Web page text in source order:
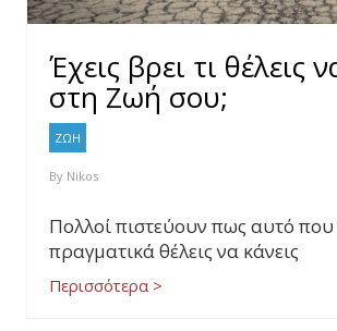
Έχεις βρει τι θέλεις
στη Ζωή σου;
ΖΩΗ
By Nikos
Πολλοί πιστεύουν πως αυτό που
πραγματικά θέλεις να κάνεις
Περισσότερα >